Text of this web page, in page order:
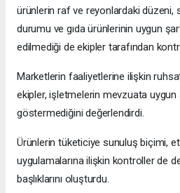
ürünlerin raf ve reyonlardaki düzeni,
durumu ve gıda ürünlerinin uygun
edilmediği de ekipler tarafından
Marketlerin faaliyetlerine ilişkin
ekipler, işletmelerin mevzuata
göstermediğini değerlendirdi.
Ürünlerin tüketiciye sunuluş biçimi,
uygulamalarına ilişkin kontroller de
başlıklarını oluşturdu.